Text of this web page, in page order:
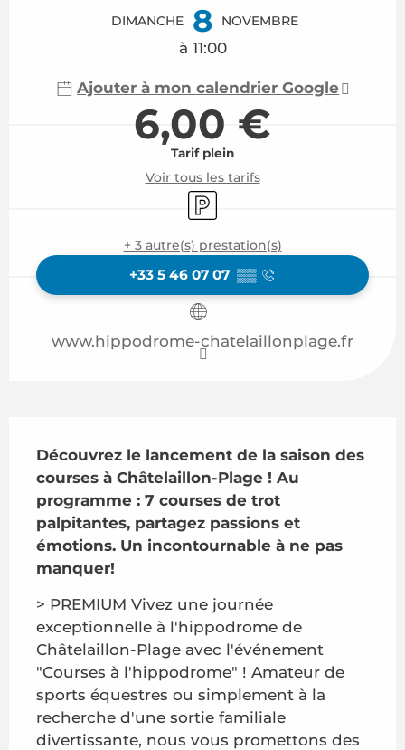
DIMANCHE 8 NOVEMBRE
à 11:00
Ajouter à mon calendrier Google
6,00 €
Tarif plein
Voir tous les tarifs
Parking
+ 3 autre(s) prestation(s)
+33 5 46 07 07 ▒▒
www.hippodrome-chatelaillonplage.fr
Découvrez le lancement de la saison des
courses à Châtelaillon-Plage ! Au
programme : 7 courses de trot
palpitantes, partagez passions et
émotions. Un incontournable à ne pas
manquer!
> PREMIUM Vivez une journée
exceptionnelle à l'hippodrome de
Châtelaillon-Plage avec l'événement
"Courses à l'hippodrome" ! Amateur de
sports équestres ou simplement à la
recherche d'une sortie familiale
divertissante, nous vous promettons des